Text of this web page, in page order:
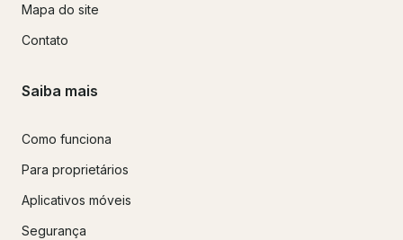
Mapa do site
Contato
Saiba mais
Como funciona
Para proprietários
Aplicativos móveis
Segurança